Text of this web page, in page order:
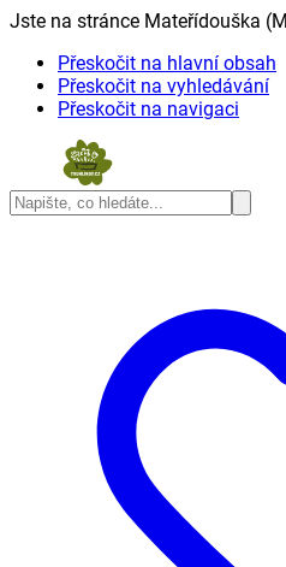
Jste na stránce Mateřídouška
Přeskočit na hlavní obsah
Přeskočit na vyhledávání
Přeskočit na navigaci